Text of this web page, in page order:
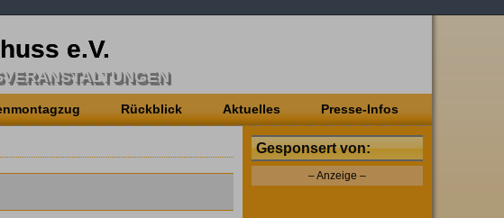
e.V.
Rückblick Aktuelles Presse-Infos
Gesponsert von:
– Anzeige –